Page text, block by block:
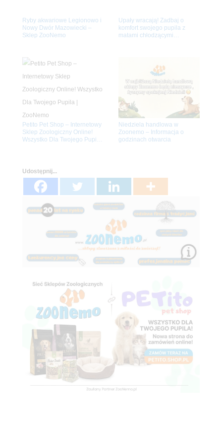
Ryby akwariowe Legionowo i
Nowy Dwór Mazowiecki –
Sklep ZooNemo
Upały wracają! Zadbaj o
komfort swojego pupila z
matami chłodzącymi
Petito Pet Shop – Internetowy
Sklep Zoologiczny Online!
Wszystko Dla Twojego Pupila
Niedziela handlowa w
Zoonemo – Informacja o
godzinach otwarcia
Udostępnij...